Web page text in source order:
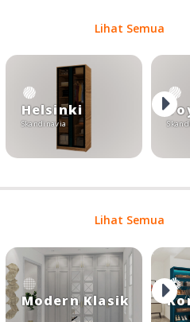
Lihat Semua
Helsinki
Skandinavia
Lihat Semua
Modern Klasik